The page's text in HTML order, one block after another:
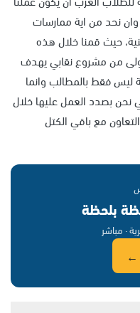
نحد من اية ممارسات
حيث قمنا خلال هذه
من مشروع نقابي يهدف
ليس فقط بالمطالب وانما
نحن بصدد العمل عليها خلال
مع باقي الكتل
بلحظة
· مباشر
←